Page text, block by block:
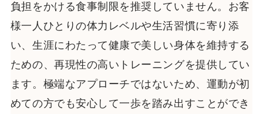
負担をかける食事制限を推奨していません。お客
様一人ひとりの体力レベルや生活習慣に寄り添
い、生涯にわたって健康で美しい身体を維持する
ための、再現性の高いトレーニングを提供してい
ます。極端なアプローチではないため、運動が初
めての方でも安心して一歩を踏み出すことができ